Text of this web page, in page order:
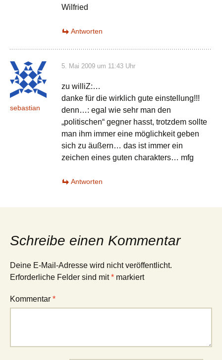
Wilfried
Antworten
sebastian
5. Mai 2009 um 11:43 Uhr
zu williZ:…
danke für die wirklich gute einstellung!!!
denn…: egal wie sehr man den
„politischen“ gegner hasst, trotzdem sollte
man ihm immer eine möglichkeit geben
sich zu äußern… das ist immer ein
zeichen eines guten charakters… mfg
Antworten
Schreibe einen Kommentar
Deine E-Mail-Adresse wird nicht veröffentlicht.
Erforderliche Felder sind mit* markiert
Kommentar *